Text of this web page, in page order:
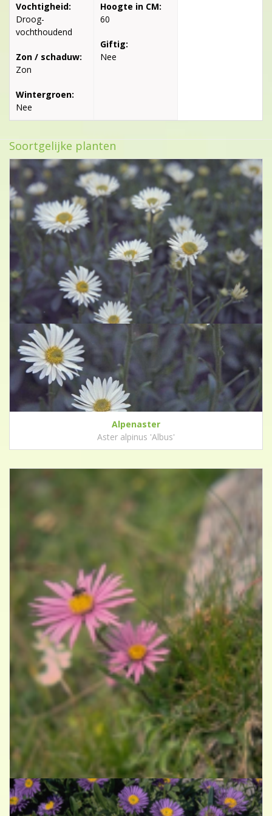
Vochtigheid:
Droog-
vochthoudend
Zon / schaduw:
Zon
Wintergroen:
Nee
Hoogte in CM:
60
Giftig:
Nee
Soortgelijke planten
Alpenaster
Aster alpinus 'Albus'
Alpenaster
Aster alpinus